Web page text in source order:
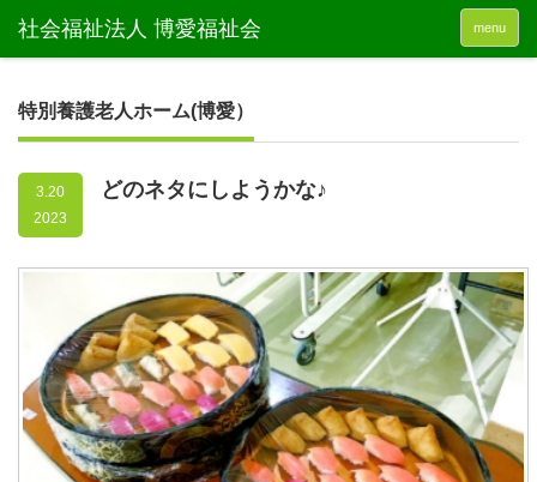
menu
特別養護老人ホーム(博愛）
3.20
2023
どのネタにしようかな♪